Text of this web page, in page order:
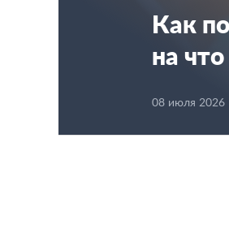
Как
на
08 июля 2026